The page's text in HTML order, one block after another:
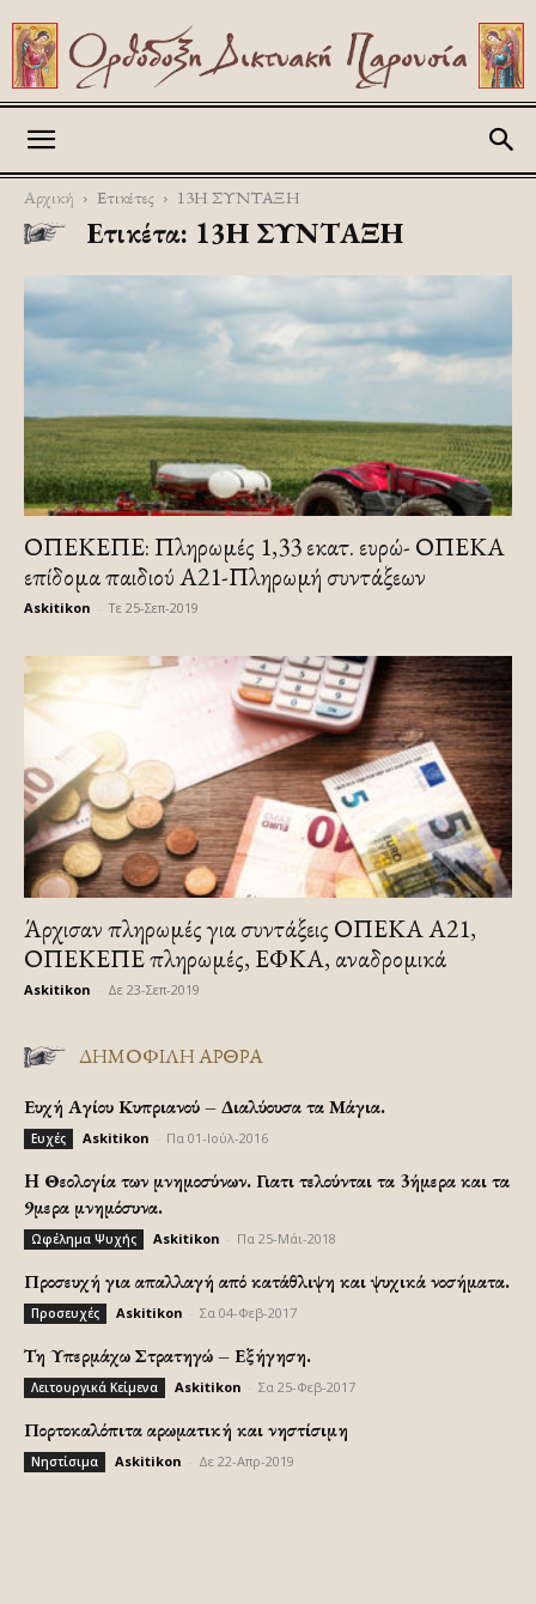
Αρχική Ετικέτες 13Η ΣΥΝΤΑΞΗ
Ετικέτα: 13Η ΣΥΝΤΑΞΗ
ΟΠΕΚΕΠΕ: Πληρωμές 1,33 εκατ. ευρώ- ΟΠΕΚΑ
επίδομα παιδιού Α21-Πληρωμή συντάξεων
Askitikon Τε 25-Σεπ-2019
Άρχισαν πληρωμές για συντάξεις ΟΠΕΚΑ Α21,
ΟΠΕΚΕΠΕ πληρωμές, ΕΦΚΑ, αναδρομικά
Askitikon Δε 23-Σεπ-2019
ΔΗΜΟΦΙΛΗ ΑΡΘΡΑ
Ευχή Αγίου Κυπριανού – Διαλύουσα τα Μάγια.
Ευχές Askitikon Πα 01-Ιούλ-2016
H Θεολογία των μνημοσύνων. Γιατι τελούνται τα 3ήμερα και τα
9μερα μνημόσυνα.
Ωφέλημα Ψυχής Askitikon Πα 25-Μάι-2018
Προσευχή για απαλλαγή από κατάθλιψη και ψυχικά νοσήματα.
Προσευχές Askitikon Σα 04-Φεβ-2017
Τη Υπερμάχω Στρατηγώ – Εξήγηση.
Λειτουργικά Κείμενα Askitikon Σα 25-Φεβ-2017
Πορτοκαλόπιτα αρωματική και νηστίσιμη
Νηστίσιμα Askitikon Δε 22-Απρ-2019